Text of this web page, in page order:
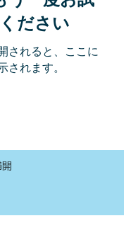
ださい
されると、ここに
されます。